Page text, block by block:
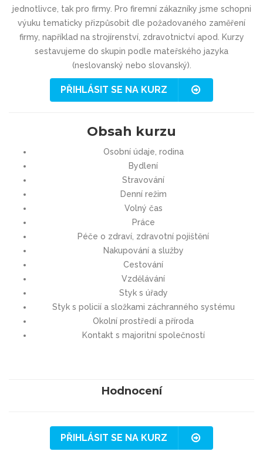
jednotlivce, tak pro firmy. Pro firemní zákazníky jsme schopni
výuku tematicky přizpůsobit dle požadovaného zaměření
firmy, například na strojírenství, zdravotnictví apod. Kurzy
sestavujeme do skupin podle mateřského jazyka
(neslovanský nebo slovanský).
PŘIHLÁSIT SE NA KURZ
Obsah kurzu
Osobní údaje, rodina
Bydlení
Stravování
Denní režim
Volný čas
Práce
Péče o zdraví, zdravotní pojištění
Nakupování a služby
Cestování
Vzdělávání
Styk s úřady
Styk s policií a složkami záchranného systému
Okolní prostředí a příroda
Kontakt s majoritní společností
Hodnocení
PŘIHLÁSIT SE NA KURZ